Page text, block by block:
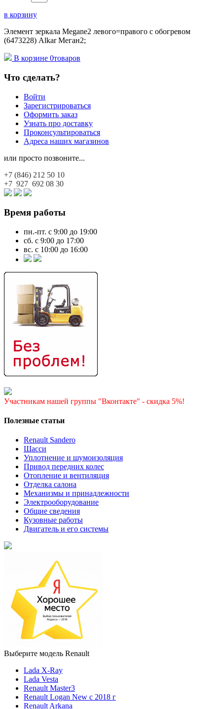
в корзину
Элемент зеркала Megane2 левого=правого с обогревом
(6473228) Alkar Меган2;
В корзине 0товаров
Что сделать?
Войти
Зарегистрироваться
Оформить заказ
Узнать про доставку
Проконсультироваться
Адреса наших магазинов
или просто позвоните...
+7 (846) 212 50 10
+7 927 692 08 30
Время работы
пн.-пт. с 9:00 до 19:00
сб. с 9:00 до 17:00
вс. с 10:00 до 16:00
Участникам нашей группы "Вконтакте" - скидка 5%!
Полезные статьи
Renault Sandero
Шасси
Уплотнение и шумоизоляция
Привод передних колес
Отопление и вентиляция
Отделка салона
Механизмы и принадлежности
Электрооборудование
Общие сведения
Кузовные работы
Двигатель и его системы
Выберите модель Renault
Lada X-Ray
Lada Vesta
Renault Master3
Renault Logan New с 2018 г
Renault Arkana